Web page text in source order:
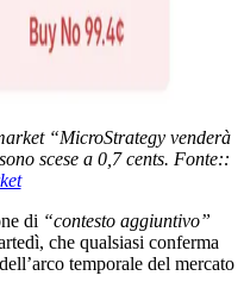
“MicroStrategy venderà
scese a 0,7 cents. Fonte::
di “contesto aggiuntivo”
che qualsiasi conferma
temporale del mercato